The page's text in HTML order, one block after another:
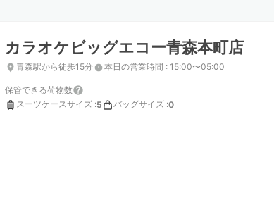
カラオケビッグエコー青森本町店
青森駅から徒歩15分 本日の営業時間 : 15:00〜05:00
保管できる荷物数
スーツケースサイズ :5 バッグサイズ :0